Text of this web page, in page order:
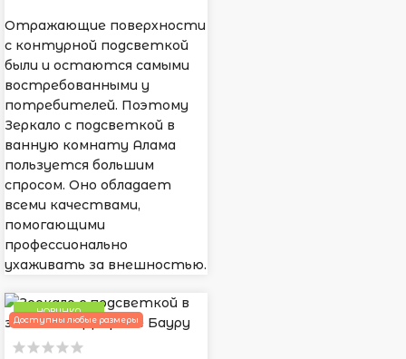
Отражающие поверхности
с контурной подсветкой
были и остаются самыми
востребованными у
потребителей. Поэтому
Зеркало с подсветкой в
ванную комнату Алама
пользуется большим
спросом. Оно обладает
всеми качествами,
помогающими
профессионально
ухаживать за внешностью.
НОВИНКА
Доступны любые размеры